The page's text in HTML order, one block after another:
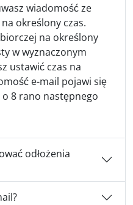
wiadomość ze
określony czas.
na określony
w wyznaczonym
ustawić czas na
e-mail pojawi się
8 rano następnego
odłożenia